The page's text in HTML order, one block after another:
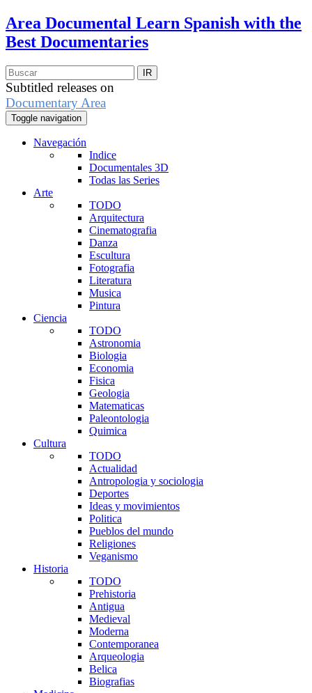
Area Documental Learn Spanish with the
Best Documentaries
Subtitled releases on
Documentary Area
Toggle navigation
Navegación
Indice
Documentales 3D
Todas las Series
Arte
TODO
Arquitectura
Cinematografia
Danza
Escultura
Fotografia
Literatura
Musica
Pintura
Ciencia
TODO
Astronomia
Biologia
Economia
Fisica
Geologia
Matematicas
Paleontologia
Quimica
Cultura
TODO
Actualidad
Antropologia y sociologia
Deportes
Ideas y movimientos
Politica
Pueblos del mundo
Religiones
Veganismo
Historia
TODO
Prehistoria
Antigua
Medieval
Moderna
Contemporanea
Arqueologia
Belica
Biografias